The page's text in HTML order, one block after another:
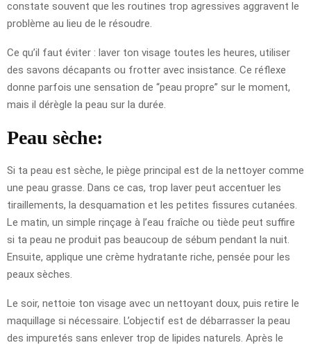
constate souvent que les routines trop agressives aggravent le
problème au lieu de le résoudre.
Ce qu’il faut éviter : laver ton visage toutes les heures, utiliser
des savons décapants ou frotter avec insistance. Ce réflexe
donne parfois une sensation de “peau propre” sur le moment,
mais il dérègle la peau sur la durée.
Peau sèche:
Si ta peau est sèche, le piège principal est de la nettoyer comme
une peau grasse. Dans ce cas, trop laver peut accentuer les
tiraillements, la desquamation et les petites fissures cutanées.
Le matin, un simple rinçage à l’eau fraîche ou tiède peut suffire
si ta peau ne produit pas beaucoup de sébum pendant la nuit.
Ensuite, applique une crème hydratante riche, pensée pour les
peaux sèches.
Le soir, nettoie ton visage avec un nettoyant doux, puis retire le
maquillage si nécessaire. L’objectif est de débarrasser la peau
des impuretés sans enlever trop de lipides naturels. Après le